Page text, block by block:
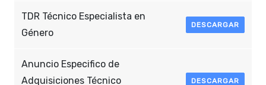
TDR Técnico Especialista en
Género
DESCARGAR
Anuncio Especifico de
Adquisiciones Técnico
DESCARGAR